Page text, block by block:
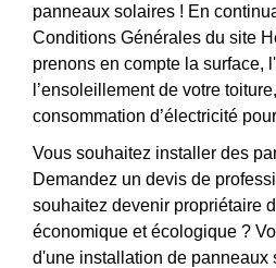
panneaux solaires ! En
Conditions Générales du site
prenons en compte la surface,
l’ensoleillement de votre
consommation d’électricité
Vous souhaitez installer des
Demandez un devis de
souhaitez devenir propriétaire
économique et écologique ?
d'une installation de panneaux